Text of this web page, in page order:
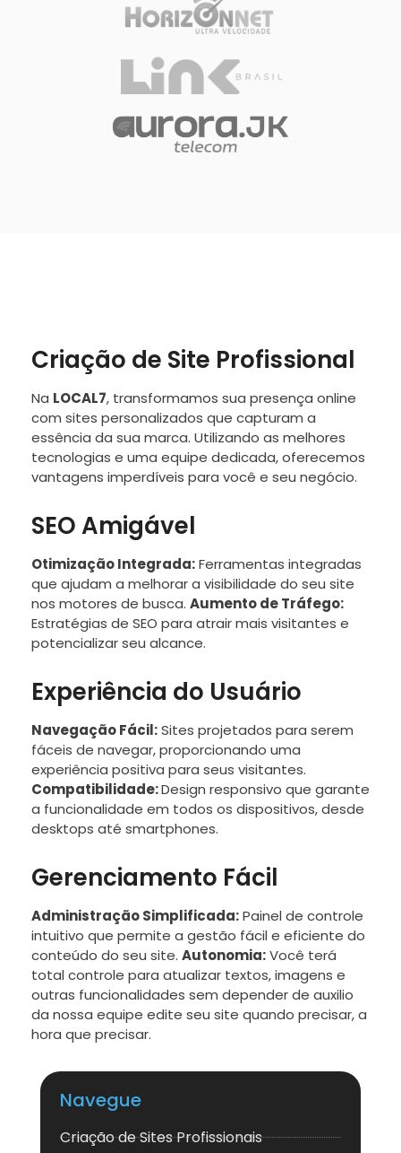
Criação de Site Profissional
Na LOCAL7, transformamos sua presença online
com sites personalizados que capturam a
essência da sua marca. Utilizando as melhores
tecnologias e uma equipe dedicada, oferecemos
vantagens imperdíveis para você e seu negócio.
SEO Amigável
Otimização Integrada:Ferramentas integradas
que ajudam a melhorar a visibilidade do seu site
nos motores de busca. Aumento de Tráfego:
Estratégias de SEO para atrair mais visitantes e
potencializar seu alcance.
Experiência do Usuário
Navegação Fácil:Sites projetados para serem
fáceis de navegar, proporcionando uma
experiência positiva para seus visitantes.
Compatibilidade:Design responsivo que garante
a funcionalidade em todos os dispositivos, desde
desktops até smartphones.
Gerenciamento Fácil
Administração Simplificada:Painel de controle
intuitivo que permite a gestão fácil e eficiente do
conteúdo do seu site. Autonomia:Você terá
total controle para atualizar textos, imagens e
outras funcionalidades sem depender de auxilio
da nossa equipe edite seu site quando precisar, a
hora que precisar.
Navegue
Criação de Sites Profissionais